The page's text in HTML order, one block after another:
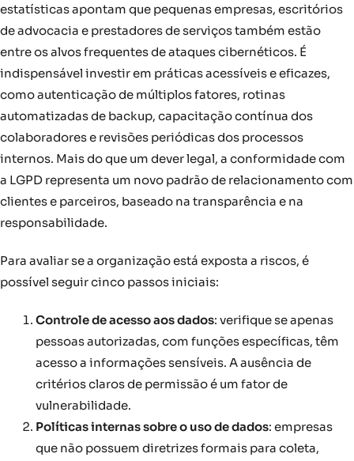
estatísticas apontam que pequenas empresas, escritórios
de advocacia e prestadores de serviços também estão
entre os alvos frequentes de ataques cibernéticos. É
indispensável investir em práticas acessíveis e eficazes,
como autenticação de múltiplos fatores, rotinas
automatizadas de backup, capacitação contínua dos
colaboradores e revisões periódicas dos processos
internos. Mais do que um dever legal, a conformidade com
a LGPD representa um novo padrão de relacionamento com
clientes e parceiros, baseado na transparência e na
responsabilidade.
Para avaliar se a organização está exposta a riscos, é
possível seguir cinco passos iniciais:
Controle de acesso aos dados: verifique se apenas
pessoas autorizadas, com funções específicas, têm
acesso a informações sensíveis. A ausência de
critérios claros de permissão é um fator de
vulnerabilidade.
Políticas internas sobre o uso de dados: empresas
que não possuem diretrizes formais para coleta,